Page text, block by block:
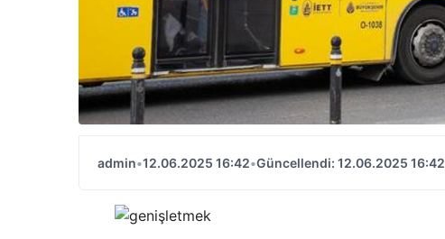
admin•12.06.2025 16:42•Güncellendi: 12.06.2025 16:42